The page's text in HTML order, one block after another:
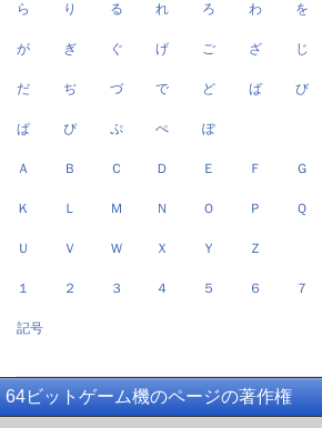
ら り る れ ろ わ を
が ぎ ぐ げ ご ざ じ
だ ぢ づ で ど ば び
ぱ ぴ ぷ ぺ ぽ
Ａ Ｂ Ｃ Ｄ Ｅ Ｆ Ｇ
Ｋ Ｌ Ｍ Ｎ Ｏ Ｐ Ｑ
Ｕ Ｖ Ｗ Ｘ Ｙ Ｚ
１ ２ ３ ４ ５ ６ ７
記号
64ビットゲーム機のページの著作権